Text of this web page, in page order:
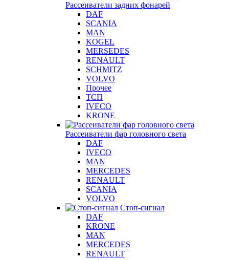
Рассеиватели задних фонарей
DAF
SCANIA
MAN
KOGEL
MERSEDES
RENAULT
SCHMITZ
VOLVO
Прочее
ТСП
IVECO
KRONE
Рассеиватели фар головного света
DAF
IVECO
MAN
MERCEDES
RENAULT
SCANIA
VOLVO
Стоп-сигнал
DAF
KRONE
MAN
MERCEDES
RENAULT